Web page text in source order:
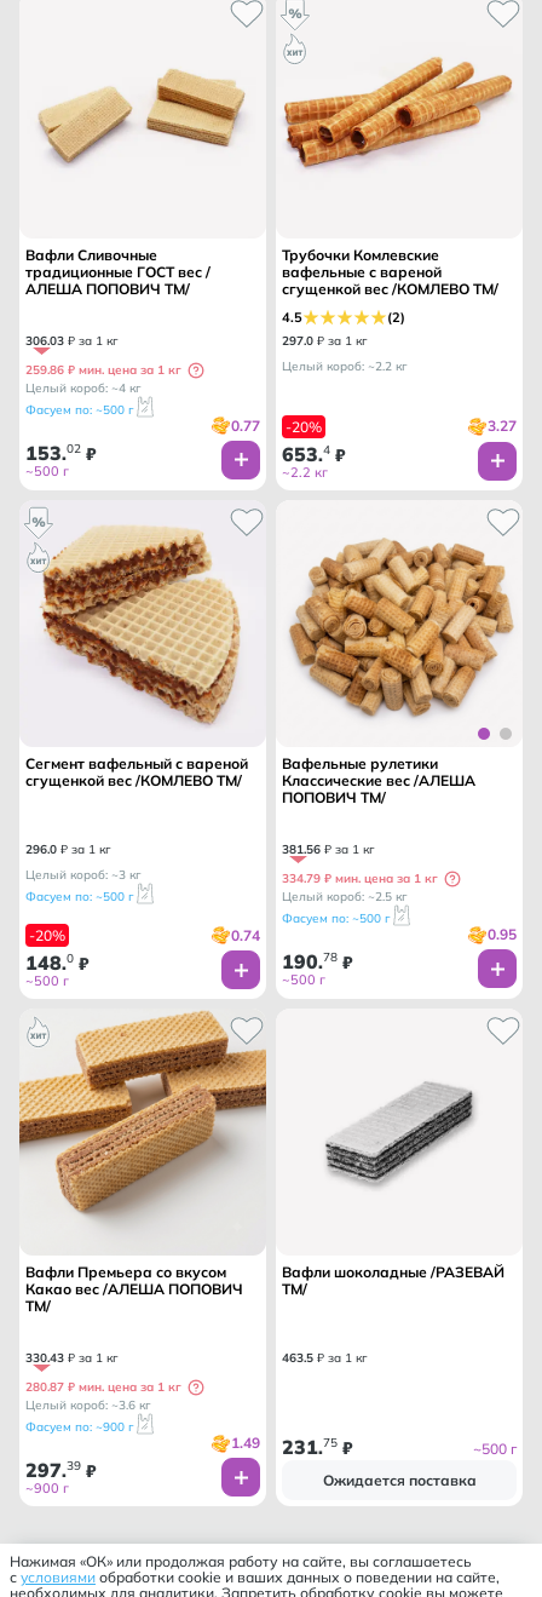
Вафли Сливочные
традиционные ГОСТ вес /
АЛЕША ПОПОВИЧ ТМ/
306.03 ₽ за 1 кг
259.86 ₽ мин. цена за 1 кг
Целый короб: ~4 кг
Фасуем по: ~500 г
0.77
153.02 ₽
~500 г
Трубочки Комлевские
вафельные с вареной
сгущенкой вес /КОМЛЕВО ТМ/
4.5 (2)
297.0 ₽ за 1 кг
Целый короб: ~2.2 кг
-20% 3.27
653.4 ₽
~2.2 кг
Сегмент вафельный с вареной
сгущенкой вес /КОМЛЕВО ТМ/
296.0 ₽ за 1 кг
Целый короб: ~3 кг
Фасуем по: ~500 г
-20% 0.74
148.0 ₽
~500 г
Вафельные рулетики
Классические вес /АЛЕША
ПОПОВИЧ ТМ/
381.56 ₽ за 1 кг
334.79 ₽ мин. цена за 1 кг
Целый короб: ~2.5 кг
Фасуем по: ~500 г
0.95
190.78 ₽
~500 г
Вафли Премьера со вкусом
Какао вес /АЛЕША ПОПОВИЧ
ТМ/
330.43 ₽ за 1 кг
280.87 ₽ мин. цена за 1 кг
Целый короб: ~3.6 кг
Фасуем по: ~900 г
1.49
297.39 ₽
~900 г
Вафли шоколадные /РАЗЕВАЙ
ТМ/
463.5 ₽ за 1 кг
231.75 ₽
~500 г
Ожидается поставка
Нажимая «ОК» или продолжая работу на сайте, вы соглашаетесь
с условиями обработки cookie и ваших данных о поведении на сайте,
необходимых для аналитики. Запретить обработку cookie вы можете